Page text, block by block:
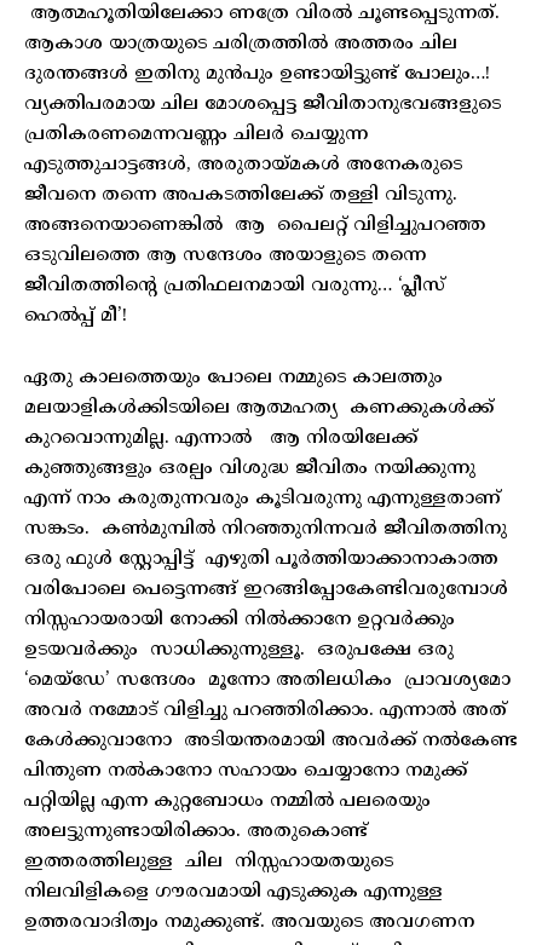
ആത്മഹൂതിയിലേക്കാ ണത്രേ വിരൽ ചൂണ്ടപ്പെടുന്നത്.
ആകാശ യാത്രയുടെ ചരിത്രത്തിൽ അത്തരം ചില
ദുരന്തങ്ങൾ ഇതിനു മുൻപും ഉണ്ടായിട്ടുണ്ട് പോലും…!
വ്യക്തിപരമായ ചില മോശപ്പെട്ട ജീവിതാനുഭവങ്ങളുടെ
പ്രതികരണമെന്നവണ്ണം ചിലർ ചെയ്യുന്ന
എടുത്തുചാട്ടങ്ങൾ, അരുതായ്മകൾ അനേകരുടെ
ജീവനെ തന്നെ അപകടത്തിലേക്ക് തള്ളി വിടുന്നു.
അങ്ങനെയാണെങ്കിൽ ആ പൈലറ്റ് വിളിച്ചുപറഞ്ഞ
ഒടുവിലത്തെ ആ സന്ദേശം അയാളുടെ തന്നെ
ജീവിതത്തിന്റെ പ്രതിഫലനമായി വരുന്നു… ‘പ്ലീസ്
ഹെൽപ്പ് മീ’!
ഏതു കാലത്തെയും പോലെ നമ്മുടെ കാലത്തും
മലയാളികൾക്കിടയിലെ ആത്മഹത്യ കണക്കുകൾക്ക്
കുറവൊന്നുമില്ല. എന്നാൽ ആ നിരയിലേക്ക്
കുഞ്ഞുങ്ങളും ഒരല്പം വിശുദ്ധ ജീവിതം നയിക്കുന്നു
എന്ന് നാം കരുതുന്നവരും കൂടിവരുന്നു എന്നുള്ളതാണ്
സങ്കടം. കൺമുമ്പിൽ നിറഞ്ഞുനിന്നവർ ജീവിതത്തിനു
ഒരു ഫുൾ സ്റ്റോപ്പിട്ട് എഴുതി പൂർത്തിയാക്കാനാകാത്ത
വരിപോലെ പെട്ടെന്നങ്ങ് ഇറങ്ങിപ്പോകേണ്ടിവരുമ്പോൾ
നിസ്സഹായരായി നോക്കി നിൽക്കാനേ ഉറ്റവർക്കും
ഉടയവർക്കും സാധിക്കുന്നുള്ളൂ. ഒരുപക്ഷേ ഒരു
‘മെയ്‌ഡേ’ സന്ദേശം മൂന്നോ അതിലധികം പ്രാവശ്യമോ
അവർ നമ്മോട് വിളിച്ചു പറഞ്ഞിരിക്കാം. എന്നാൽ അത്
കേൾക്കുവാനോ അടിയന്തരമായി അവർക്ക് നൽകേണ്ട
പിന്തുണ നൽകാനോ സഹായം ചെയ്യാനോ നമുക്ക്
പറ്റിയില്ല എന്ന കുറ്റബോധം നമ്മിൽ പലരെയും
അലട്ടുന്നുണ്ടായിരിക്കാം. അതുകൊണ്ട്
ഇത്തരത്തിലുള്ള ചില നിസ്സഹായതയുടെ
നിലവിളികളെ ഗൗരവമായി എടുക്കുക എന്നുള്ള
ഉത്തരവാദിത്വം നമുക്കുണ്ട്. അവയുടെ അവഗണന